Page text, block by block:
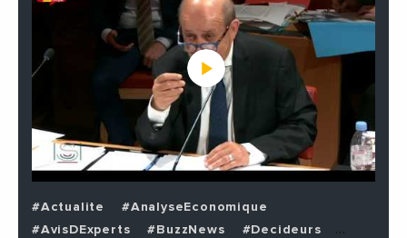
#Actualite
#AnalyseEconomique
#AvisDExperts
#BuzzNews
#Decideurs